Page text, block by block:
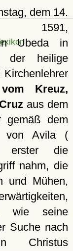
dem 14.
1591,
Ubeda in
der heilige
Kirchenlehrer
Kreuz,
aus dem
gemäß dem
von Avila (
die
nahm, die
und Mühen,
wie seine
Suche nach
Christus